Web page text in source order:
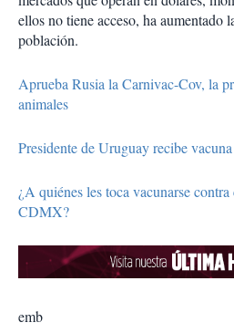
ellos no tiene acceso, ha aumentado
población.
Aprueba Rusia la Carnivac-Cov, la
animales
Presidente de Uruguay recibe
¿A quiénes les toca vacunarse
CDMX?
emb